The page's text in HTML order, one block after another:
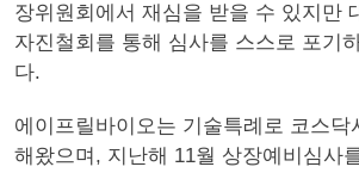
장위원회에서 재심을 받을 수 있지만
자진철회를 통해 심사를 스스로 포기
다.
에이프릴바이오는 기술특례로 코스닥
해왔으며, 지난해 11월 상장예비심사